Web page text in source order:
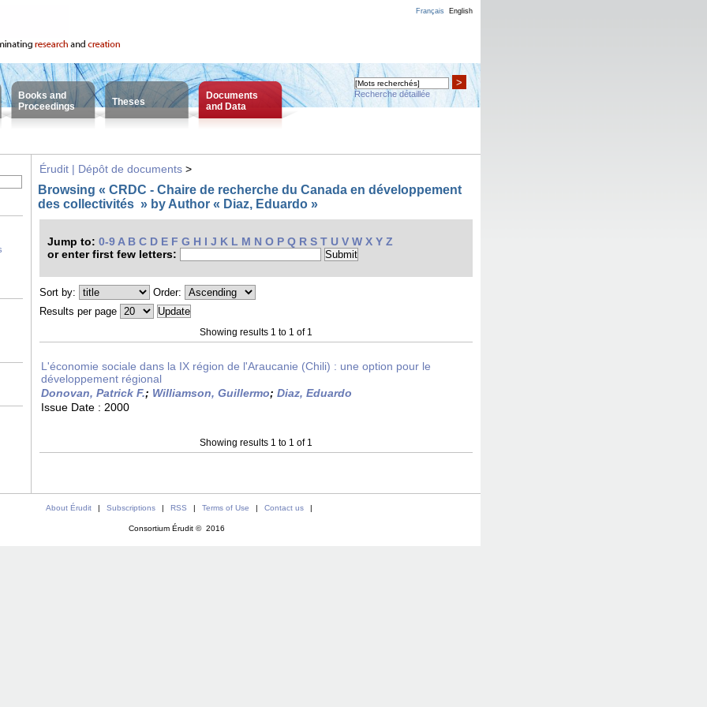
Français English
Books and
Proceedings
Theses
Documents
and Data
>
Recherche détaillée
Érudit | Dépôt de documents >
Browsing « CRDC - Chaire de recherche du Canada en développement
des collectivités » by Author « Diaz, Eduardo »
Jump to: 0-9 A B C D E F G H I J K L M N O P Q R S T U V W X Y Z
or enter first few letters:
Sort by:
Order:
Results per page
Showing results 1 to 1 of 1
L'économie sociale dans la IX région de l'Araucanie (Chili) : une option pour le
développement régional
Donovan, Patrick F.; Williamson, Guillermo; Diaz, Eduardo
Issue Date : 2000
Showing results 1 to 1 of 1
About Érudit | Subscriptions | RSS | Terms of Use | Contact us |
Consortium Érudit © 2016